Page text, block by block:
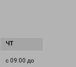
с 09:00 до